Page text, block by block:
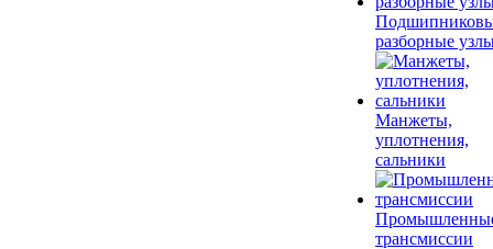
разборные
Манжеты,
уплотнения,
сальники
трансмиссии